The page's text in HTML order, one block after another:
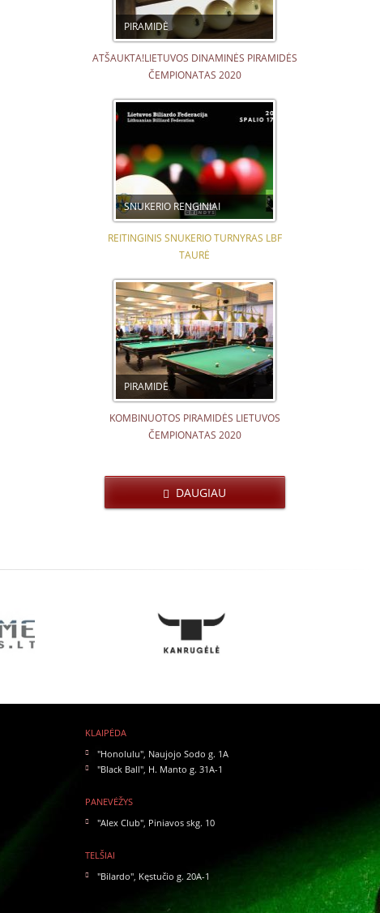
PIRAMIDĖ
ATŠAUKTA!LIETUVOS DINAMINĖS PIRAMIDĖS
ČEMPIONATAS 2020
SNUKERIO RENGINIAI
REITINGINIS SNUKERIO TURNYRAS LBF
TAURĖ
PIRAMIDĖ
KOMBINUOTOS PIRAMIDĖS LIETUVOS
ČEMPIONATAS 2020
DAUGIAU
KLAIPĖDA
"Honolulu", Naujojo Sodo g. 1A
"Black Ball", H. Manto g. 31A-1
PANEVĖŽYS
"Alex Club", Piniavos skg. 10
TELŠIAI
"Bilardo", Kęstučio g. 20A-1